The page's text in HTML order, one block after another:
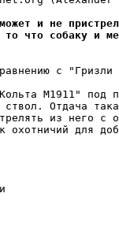
и не
то что собаку и
с
М1911" под
ствол. Отдача
из него с
охотничий для